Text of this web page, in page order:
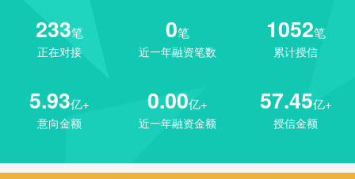
233笔
正在对接
0笔
近一年融资笔数
1052笔
累计授信
5.93亿+
意向金额
0.00亿+
近一年融资金额
57.45亿+
授信金额